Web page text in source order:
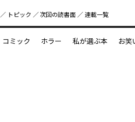
トピック 次回の読書⾯ 連載一覧
コミック ホラー 私が選ぶ本 お笑